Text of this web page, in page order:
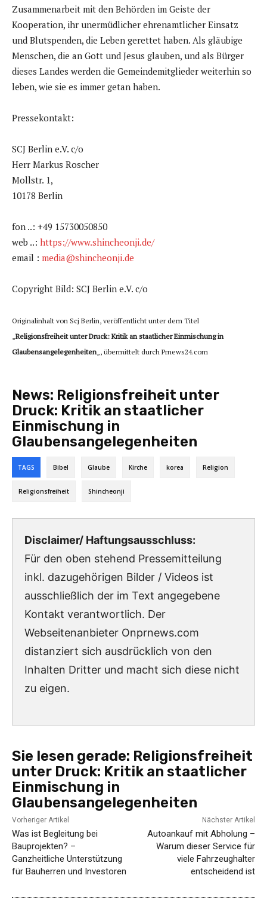
Zusammenarbeit mit den Behörden im Geiste der
Kooperation, ihr unermüdlicher ehrenamtlicher Einsatz
und Blutspenden, die Leben gerettet haben. Als gläubige
Menschen, die an Gott und Jesus glauben, und als Bürger
dieses Landes werden die Gemeindemitglieder weiterhin so
leben, wie sie es immer getan haben.
Pressekontakt:
SCJ Berlin e.V. c/o
Herr Markus Roscher
Mollstr. 1,
10178 Berlin
fon ..: +49 15730050850
web ..: https://www.shincheonji.de/
email : media@shincheonji.de
Copyright Bild: SCJ Berlin e.V. c/o
Originalinhalt von Scj Berlin, veröffentlicht unter dem Titel
Religionsfreiheit unter Druck: Kritik an staatlicher Einmischung in
Glaubensangelegenheiten „, übermittelt durch Prnews24.com
News: Religionsfreiheit unter
Druck: Kritik an staatlicher
Einmischung in
Glaubensangelegenheiten
TAGS Bibel Glaube Kirche korea Religion
Religionsfreiheit Shincheonji
Disclaimer/ Haftungsausschluss:
Für den oben stehend Pressemitteilung
inkl. dazugehörigen Bilder / Videos ist
ausschließlich der im Text angegebene
Kontakt verantwortlich. Der
Webseitenanbieter Onprnews.com
distanziert sich ausdrücklich von den
Inhalten Dritter und macht sich diese nicht
zu eigen.
Sie lesen gerade: Religionsfreiheit
unter Druck: Kritik an staatlicher
Einmischung in
Glaubensangelegenheiten
Vorheriger Artikel
Was ist Begleitung bei
Bauprojekten? –
Ganzheitliche Unterstützung
für Bauherren und Investoren
Nächster Artikel
Autoankauf mit Abholung –
Warum dieser Service für
viele Fahrzeughalter
entscheidend ist